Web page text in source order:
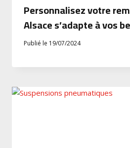
Personnalisez votre
Alsace s’adapte à vos
Publié le 19/07/2024